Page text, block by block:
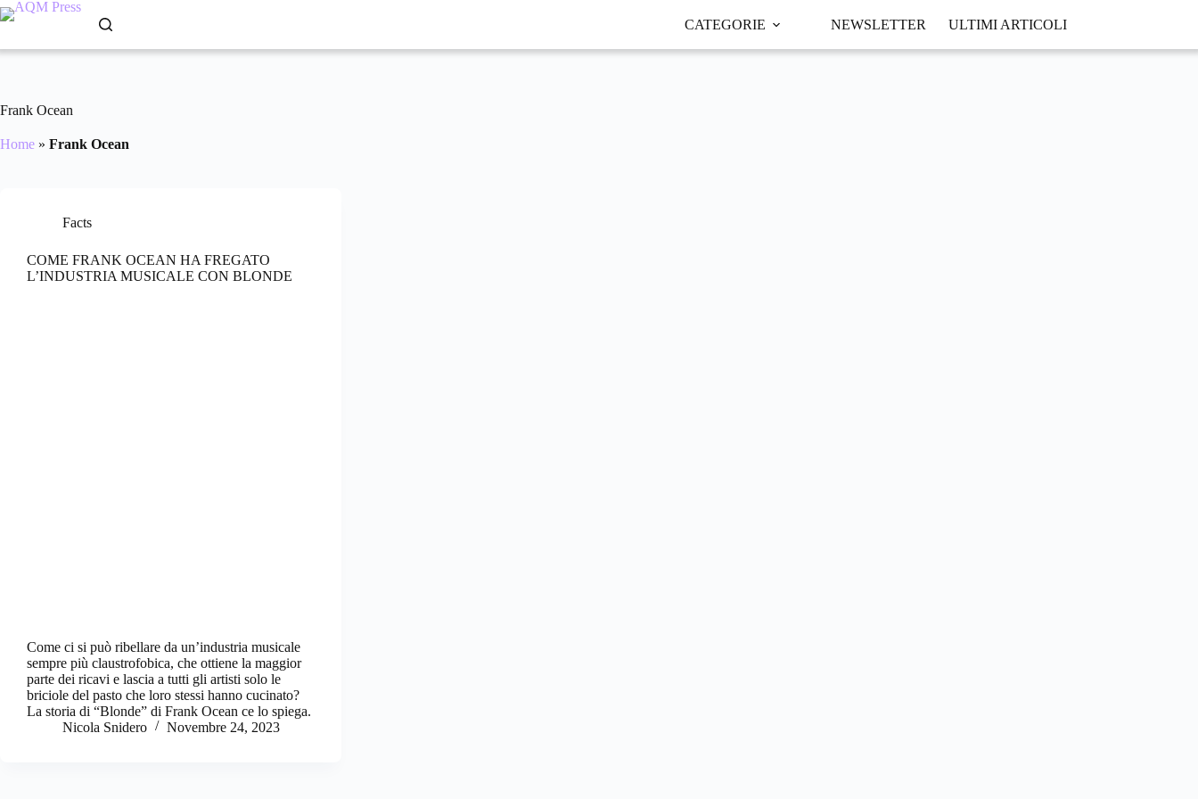
CATEGORIE NEWSLETTER ULTIMI ARTICOLI
Frank Ocean
Home » Frank Ocean
Facts
COME FRANK OCEAN HA FREGATO
L’INDUSTRIA MUSICALE CON BLONDE
Come ci si può ribellare da un’industria musicale
sempre più claustrofobica, che ottiene la maggior
parte dei ricavi e lascia a tutti gli artisti solo le
briciole del pasto che loro stessi hanno cucinato?
La storia di “Blonde” di Frank Ocean ce lo spiega.
Nicola Snidero
Novembre 24, 2023